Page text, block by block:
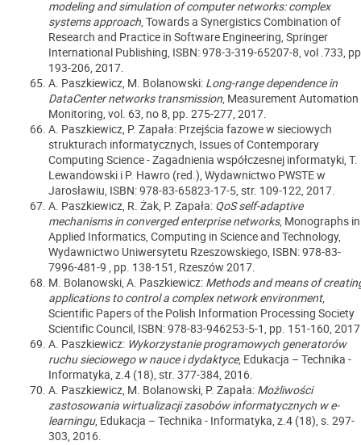
modeling and simulation of computer networks: complex
systems approach, Towards a Synergistics Combination of
Research and Practice in Software Engineering, Springer
International Publishing, ISBN: 978-3-319-65207-8, vol .733,
193-206, 2017.
A. Paszkiewicz, M. Bolanowski: Long-range dependence in
DataCenter networks transmission, Measurement Automation
Monitoring, vol. 63, no 8, pp. 275-277, 2017.
A. Paszkiewicz, P. Zapała: Przejścia fazowe w sieciowych
strukturach informatycznych, Issues of Contemporary
Computing Science - Zagadnienia współczesnej informatyki, T.
Lewandowski i P. Hawro (red.), Wydawnictwo PWSTE w
Jarosławiu, ISBN: 978-83-65823-17-5, str. 109-122, 2017.
A. Paszkiewicz, R. Żak, P. Zapała: QoS self-adaptive
mechanisms in converged enterprise networks, Monographs in
Applied Informatics, Computing in Science and Technology,
Wydawnictwo Uniwersytetu Rzeszowskiego, ISBN: 978-83-
7996-481-9 , pp. 138-151, Rzeszów 2017.
M. Bolanowski, A. Paszkiewicz: Methods and means of
applications to control a complex network environment,
Scientific Papers of the Polish Information Processing Society
Scientific Council, ISBN: 978-83-946253-5-1, pp. 151-160,
A. Paszkiewicz: Wykorzystanie programowych generatorów
ruchu sieciowego w nauce i dydaktyce, Edukacja – Technika -
Informatyka, z.4 (18), str. 377-384, 2016.
A. Paszkiewicz, M. Bolanowski, P. Zapała: Możliwości
zastosowania wirtualizacji zasobów informatycznych w e-
learningu, Edukacja – Technika - Informatyka, z.4 (18), s. 297-
303, 2016.